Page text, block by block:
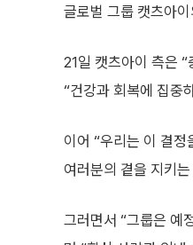
글로벌 그룹 캣츠아
21일 캣츠아이 측은
“건강과 회복에 집중
이어 “우리는 이 결
여러분의 곁을 지키
그러면서 “그룹은 예